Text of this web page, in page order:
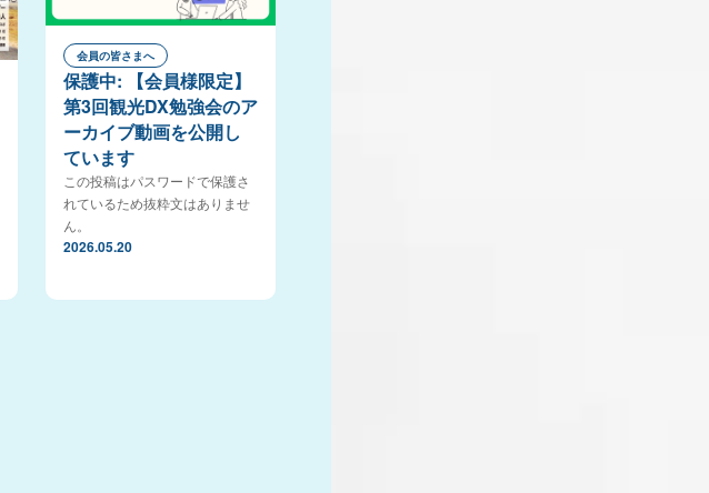
保護中: 【会員様限定】
第3回観光DX勉強会のア
ーカイブ動画を公開し
ています
この投稿はパスワードで保護さ
れているため抜粋文はありませ
ん。
2026.05.20
会員の皆さまへ